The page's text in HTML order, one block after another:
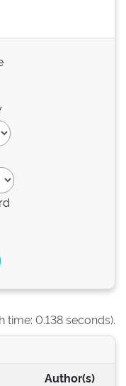
time: 0.138 seconds).
Author(s)